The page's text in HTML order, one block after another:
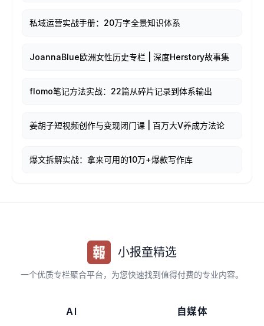
私域运营实战手册：20万字全景知识体系
JoannaBlue欧洲女性历史专栏 | 深度Herstory故事集
flomo笔记方法实战：22篇从碎片记录到体系输出
姜胡子短视频创作与变现闭门课 | 百万大V养成方法论
爆文拆解实战：拿来可用的10万+爆款写作库
小报童精选
一个优质专栏聚合平台，为您快速找到值得付费的专业内容。
AI
自媒体